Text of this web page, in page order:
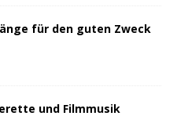
für den guten Zweck
und Filmmusik